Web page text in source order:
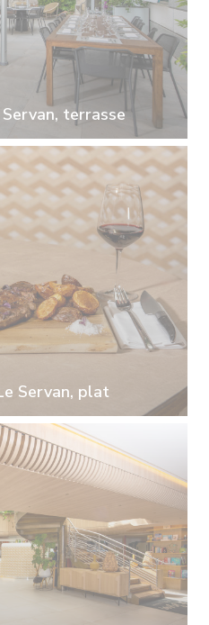
terrasse
Servan, plat